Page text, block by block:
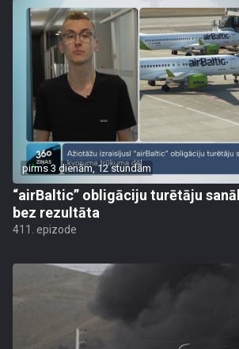
pirms 3 dienām, 12 stundām
“airBaltic” obligāciju turētāju
bez rezultāta
411. epizode